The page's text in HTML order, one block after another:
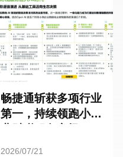
畅捷通斩获多项行业
第一，持续领跑小微
2026/07/21